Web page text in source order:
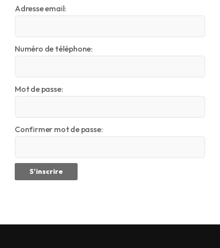
Adresse email:
Numéro de téléphone:
Mot de passe:
Confirmer mot de passe: